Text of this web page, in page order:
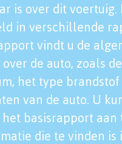
is over dit
in verschillende
vindt u de
de auto, zoals de
het type brandstof
van de auto. U
het basisrapport
die te vinden is